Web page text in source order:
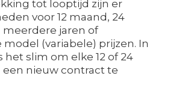
tot looptijd zijn er
voor 12 maand, 24
jaren of
model (variabele) prijzen. In
het slim om elke 12 of 24
nieuw contract te